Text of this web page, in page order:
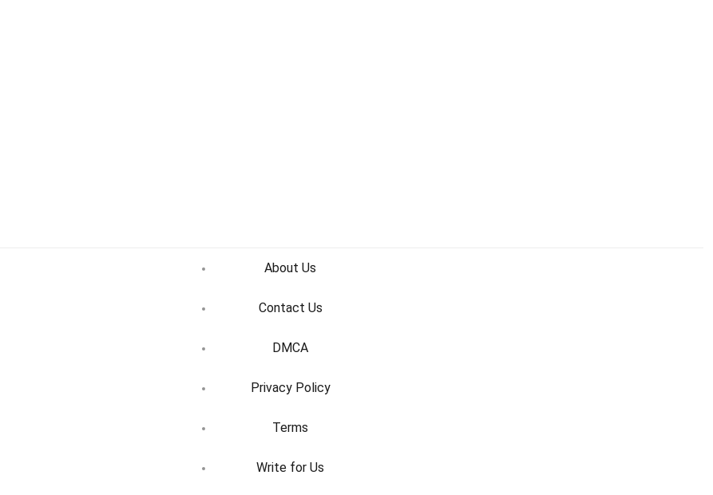
About Us
Contact Us
DMCA
Privacy Policy
Terms
Write for Us